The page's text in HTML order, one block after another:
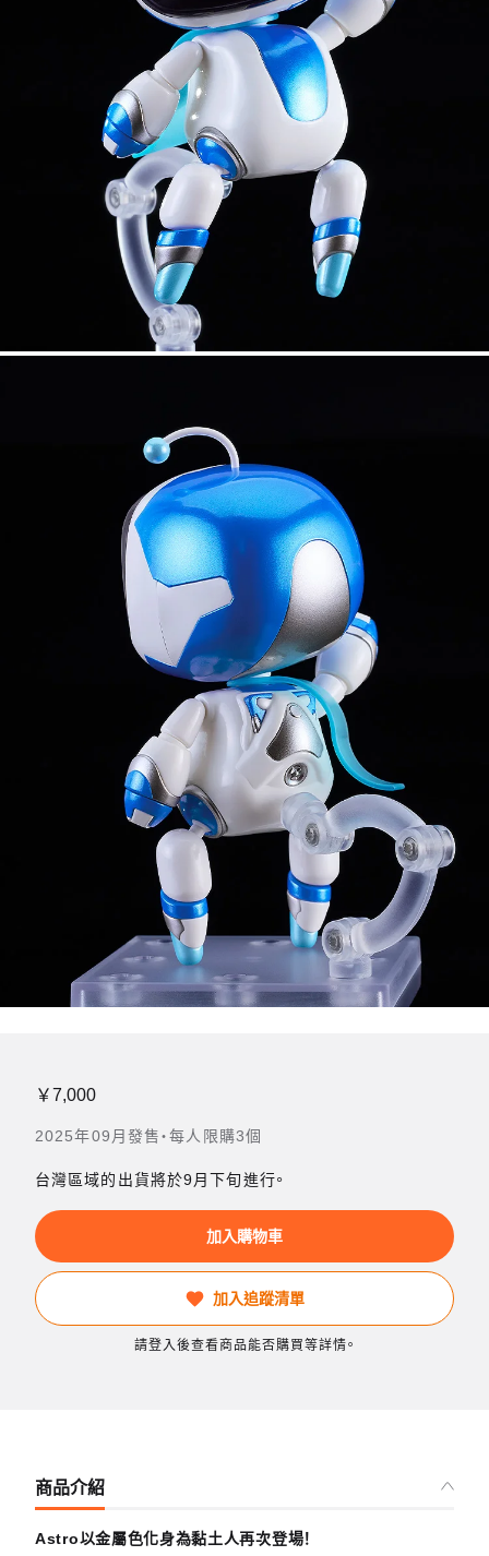
￥7,000
2025年09月發售・每人限購3個
台灣區域的出貨將於9月下旬進行。
加入購物車
加入追蹤清單
請登入後查看商品能否購買等詳情。
商品介紹
Astro以金屬色化身為黏土人再次登場！